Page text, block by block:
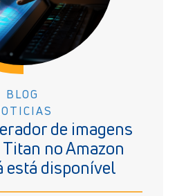
BLOG
de imagens
no Amazon
está disponível